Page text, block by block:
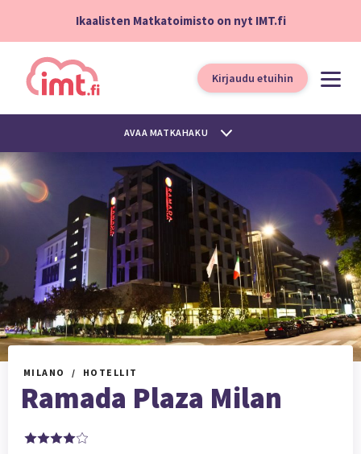
Ikaalisten Matkatoimisto on nyt IMT.fi
Kirjaudu etuihin
AVAA MATKAHAKU
MILANO HOTELLIT
Ramada Plaza Milan